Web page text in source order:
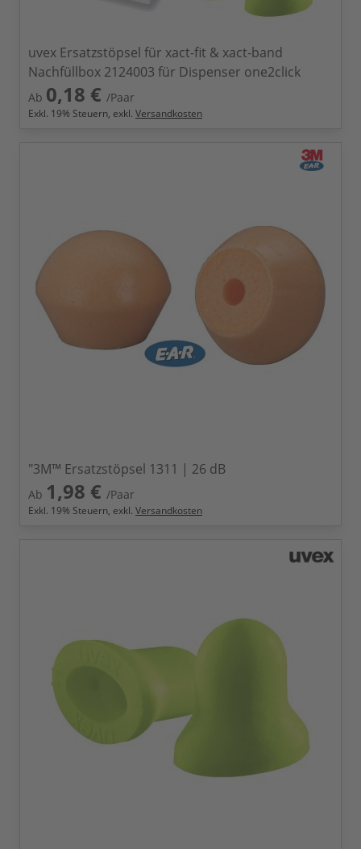
uvex Ersatzstöpsel für xact-fit & xact-band
Nachfüllbox 2124003 für Dispenser one2click
Ab 0,18 € /Paar
Exkl. 19% Steuern, exkl. Versandkosten
"3M™ Ersatzstöpsel 1311 | 26 dB
Ab 1,98 € /Paar
Exkl. 19% Steuern, exkl. Versandkosten